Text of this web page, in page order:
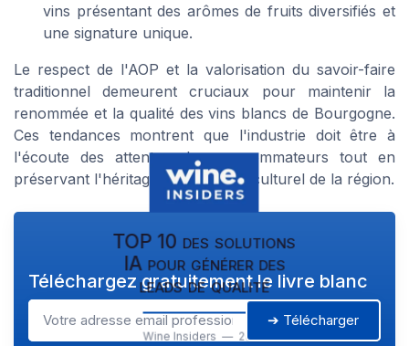
vins présentant des arômes de fruits diversifiés et
une signature unique.
Le respect de l'AOP et la valorisation du savoir-faire
traditionnel demeurent cruciaux pour maintenir la
renommée et la qualité des vins blancs de Bourgogne.
Ces tendances montrent que l'industrie doit être à
l'écoute des attentes des consommateurs tout en
préservant l'héritage historique et culturel de la région.
TOP 10 des solutions
IA pour générer des
leads de qualité
Wine Insiders — 2026
Téléchargez gratuitement le livre blanc
➔ Télécharger